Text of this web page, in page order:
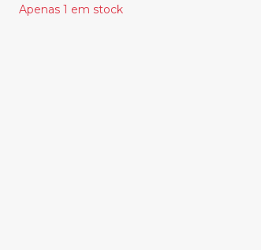
Apenas 1 em stock